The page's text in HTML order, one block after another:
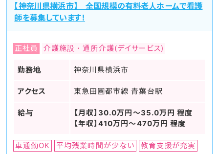
【神奈川県横浜市】 全国規模の有料老人ホームで看護
師を募集しています！
正社員 介護施設・通所介護(デイサービス)
勤務地 神奈川県横浜市
アクセス 東急田園都市線 青葉台駅
給与
【月収】30.0万円～35.0万円 程度
【年収】410万円～470万円 程度
車通勤OK 平均残業時間が少ない
教育支援が充実